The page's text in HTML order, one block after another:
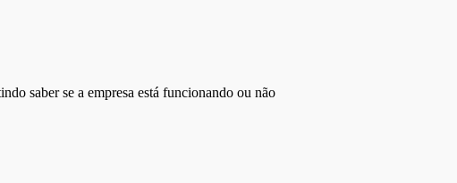
saber se a empresa está funcionando ou não